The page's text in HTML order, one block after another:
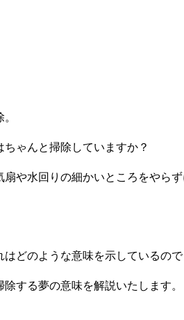
ゃんと掃除していますか？
や水回りの細かいところをやら
どのような意味を示しているので
する夢の意味を解説いたします。